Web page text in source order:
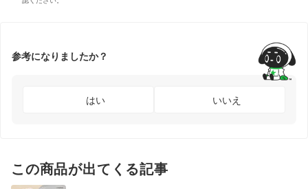
参考になりましたか？
はい いいえ
この商品が出てくる記事